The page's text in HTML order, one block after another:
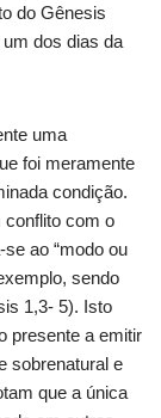
do Gênesis
dos dias da
uma
foi meramente
condição.
conflito com o
ao “modo ou
sendo
1,3- 5). Isto
presente a emitir
sobrenatural e
que a única